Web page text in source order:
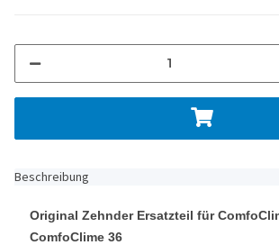
Beschreibung
Original Zehnder Ersatzteil für
ComfoClime 36